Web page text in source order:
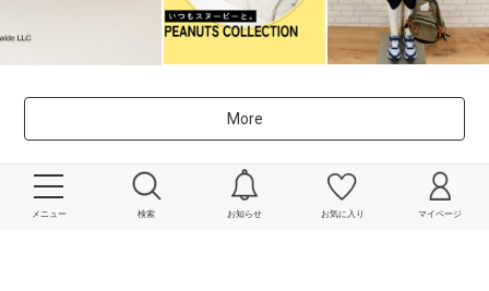
メニュー 検索 お知らせ お気に入り マイページ
More
powered by